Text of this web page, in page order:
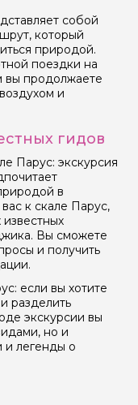
собой
который
природой.
поездки на
вы продолжаете
и
гидов
Парус: экскурсия
в
к скале Парус,
Вы сможете
и получить
если вы хотите
разделить
экскурсии вы
но и
и легенды о
персональных